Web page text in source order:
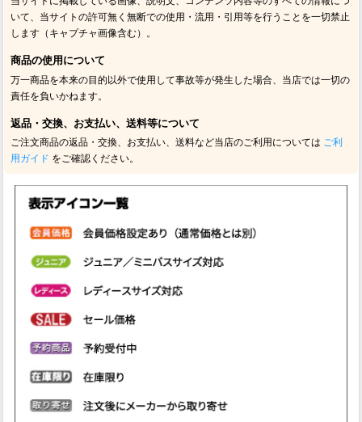
いて、当サイトの許可無く無断での使用・流用・引用等を行うことを一切禁止
します（キャプチャ画像含む）。
商品の使用について
万一商品を本来の目的以外で使用して事故等が発生した場合、当店では一切の
責任を負いかねます。
返品・交換、お支払い、送料等について
ご注文商品の返品・交換、お支払い、送料など当店のご利用については ご利
用ガイド をご確認ください。